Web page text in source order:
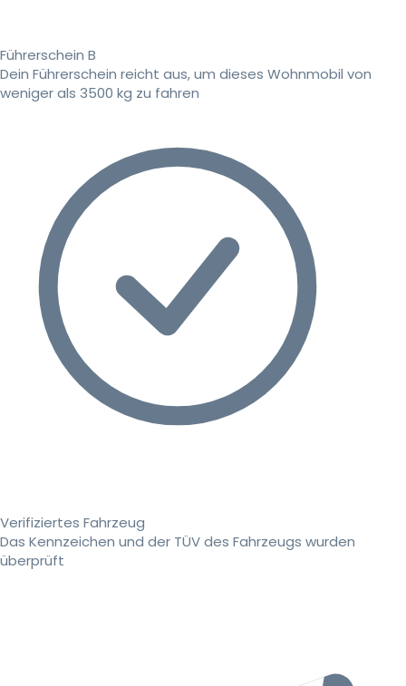
Führerschein B
Dein Führerschein reicht aus, um dieses Wohnmobil von
weniger als 3500 kg zu fahren
Verifiziertes Fahrzeug
Das Kennzeichen und der TÜV des Fahrzeugs wurden
überprüft